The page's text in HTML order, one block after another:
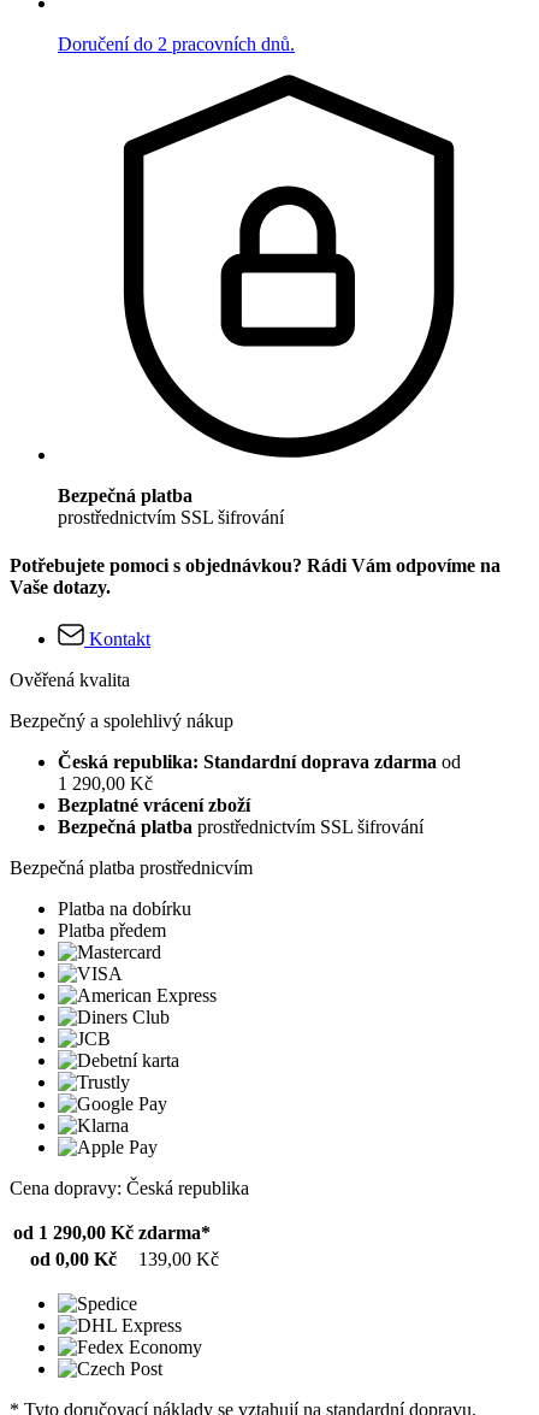
Doručení do 2 pracovních dnů.
Bezpečná platba
prostřednictvím SSL šifrování
Potřebujete pomoci s objednávkou? Rádi Vám odpovíme na
Vaše dotazy.
Kontakt
Ověřená kvalita
Bezpečný a spolehlivý nákup
Česká republika: Standardní doprava zdarma od
1 290,00 Kč
Bezplatné vrácení zboží
Bezpečná platba prostřednictvím SSL šifrování
Bezpečná platba prostřednicvím
Platba na dobírku
Platba předem
Cena dopravy: Česká republika
od 1 290,00 Kč zdarma*
od 0,00 Kč
139,00 Kč
* Tyto doručovací náklady se vztahují na standardní dopravu.